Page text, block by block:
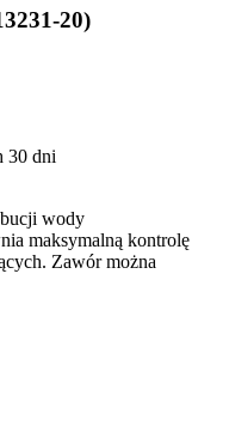
20)
30 dni
wody
maksymalną kontrolę
Zawór można